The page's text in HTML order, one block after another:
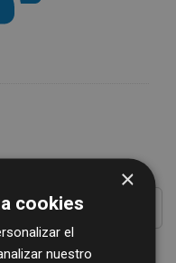
×
cookies
el
nuestro